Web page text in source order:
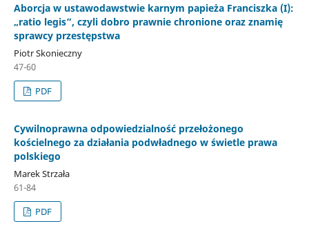
Aborcja w ustawodawstwie karnym papieża Franciszka (I):
„ratio legis”, czyli dobro prawnie chronione oraz znamię
sprawcy przestępstwa
Piotr Skonieczny
47-60
PDF
Cywilnoprawna odpowiedzialność przełożonego
kościelnego za działania podwładnego w świetle prawa
polskiego
Marek Strzała
61-84
PDF